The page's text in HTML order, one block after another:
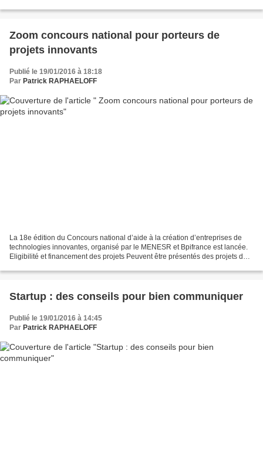
Zoom concours national pour porteurs de
projets innovants
Publié le 19/01/2016 à 18:18
Par Patrick RAPHAELOFF
La 18e édition du Concours national d’aide à la création d’entreprises de
technologies innovantes, organisé par le MENESR et Bpifrance est lancée.
Eligibilité et financement des projets Peuvent être présentés des projets dont
Startup : des conseils pour bien communiquer
Publié le 19/01/2016 à 14:45
Par Patrick RAPHAELOFF